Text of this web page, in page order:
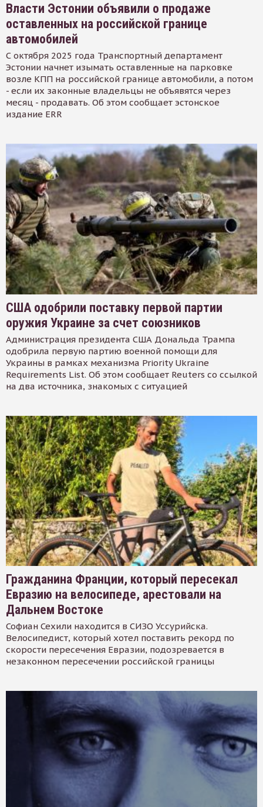
Власти Эстонии объявили о продаже
оставленных на российской границе
автомобилей
С октября 2025 года Транспортный департамент
Эстонии начнет изымать оставленные на парковке
возле КПП на российской границе автомобили, а потом
- если их законные владельцы не объявятся через
месяц - продавать. Об этом сообщает эстонское
издание ERR
США одобрили поставку первой партии
оружия Украине за счет союзников
Администрация президента США Дональда Трампа
одобрила первую партию военной помощи для
Украины в рамках механизма Priority Ukraine
Requirements List. Об этом сообщает Reuters со ссылкой
на два источника, знакомых с ситуацией
Гражданина Франции, который пересекал
Евразию на велосипеде, арестовали на
Дальнем Востоке
Софиан Сехили находится в СИЗО Уссурийска.
Велосипедист, который хотел поставить рекорд по
скорости пересечения Евразии, подозревается в
незаконном пересечении российской границы